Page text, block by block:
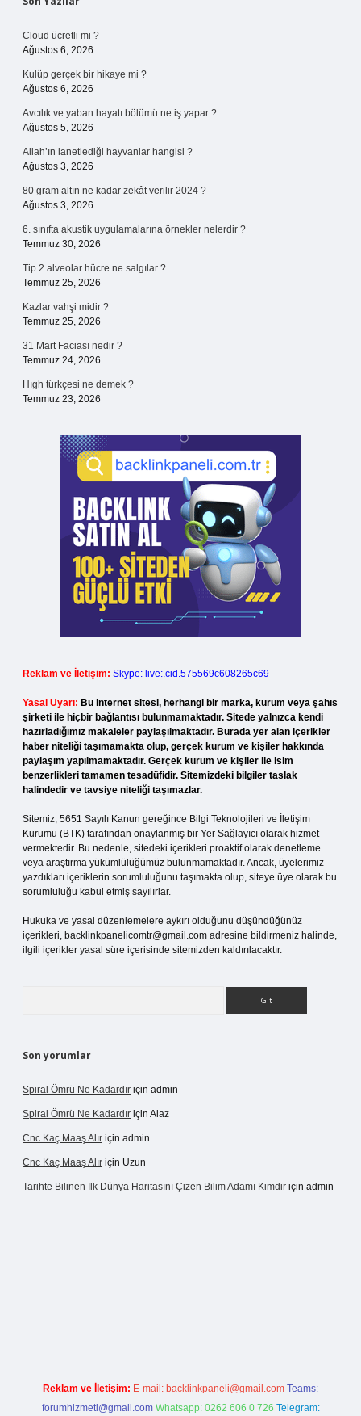
Sidebar
Cloud ücretli mi ?
Ağustos 6, 2026
Kulüp gerçek bir hikaye mi ?
Ağustos 6, 2026
Avcılık ve yaban hayatı bölümü ne iş yapar ?
Ağustos 5, 2026
Allah’ın lanetlediği hayvanlar hangisi ?
Ağustos 3, 2026
80 gram altın ne kadar zekât verilir 2024 ?
Ağustos 3, 2026
6. sınıfta akustik uygulamalarına örnekler nelerdir ?
Temmuz 30, 2026
Tip 2 alveolar hücre ne salgılar ?
Temmuz 25, 2026
Kazlar vahşi midir ?
Temmuz 25, 2026
31 Mart Faciası nedir ?
Temmuz 24, 2026
Hıgh türkçesi ne demek ?
Temmuz 23, 2026
Reklam ve İletişim: Skype: live:.cid.575569c608265c69
Yasal Uyarı: Bu internet sitesi, herhangi bir marka, kurum veya şahıs
şirketi ile hiçbir bağlantısı bulunmamaktadır. Sitede yalnızca kendi
hazırladığımız makaleler paylaşılmaktadır. Burada yer alan içerikler
haber niteliği taşımamakta olup, gerçek kurum ve kişiler hakkında
paylaşım yapılmamaktadır. Gerçek kurum ve kişiler ile isim
benzerlikleri tamamen tesadüfidir. Sitemizdeki bilgiler taslak
halindedir ve tavsiye niteliği taşımazlar.
Sitemiz, 5651 Sayılı Kanun gereğince Bilgi Teknolojileri ve İletişim
Kurumu (BTK) tarafından onaylanmış bir Yer Sağlayıcı olarak hizmet
vermektedir. Bu nedenle, sitedeki içerikleri proaktif olarak denetleme
veya araştırma yükümlülüğümüz bulunmamaktadır. Ancak, üyelerimiz
yazdıkları içeriklerin sorumluluğunu taşımakta olup, siteye üye olarak bu
sorumluluğu kabul etmiş sayılırlar.
Hukuka ve yasal düzenlemelere aykırı olduğunu düşündüğünüz
içerikleri, backlinkpanelicomtr@gmail.com adresine bildirmeniz halinde,
ilgili içerikler yasal süre içerisinde sitemizden kaldırılacaktır.
Son yorumlar
Spiral Ömrü Ne Kadardır için admin
Spiral Ömrü Ne Kadardır için Alaz
Cnc Kaç Maaş Alır için admin
Cnc Kaç Maaş Alır için Uzun
Tarihte Bilinen Ilk Dünya Haritasını Çizen Bilim Adamı Kimdir için admin
Reklam ve İletişim: E-mail: backlinkpaneli@gmail.com Teams:
forumhizmeti@gmail.com Whatsapp: 0262 606 0 726 Telegram: